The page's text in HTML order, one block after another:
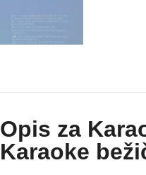
Opis za
Karaoke